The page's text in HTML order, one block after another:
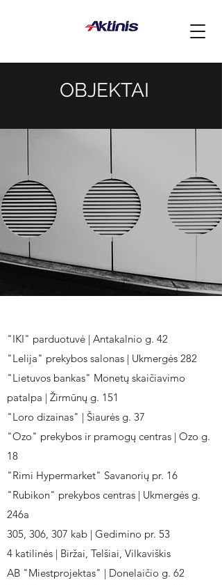
OBJEKTAI
"IKI" parduotuvė | Antakalnio g. 42
"Lelija" prekybos salonas | Ukmergės 282
"Lietuvos bankas" Monetų skaičiavimo
patalpa | Žirmūnų g. 151
"Loro dizainas" | Šiaurės g. 37
"Ozo" prekybos ir pramogų centras | Ozo g.
18
"Rimi Hypermarket" Savanorių pr. 16
"Rubikon" prekybos centras | Ukmergės g.
246a
305, 306, 307 kab | Gedimino pr. 53
4 katilinės | Biržai, Telšiai, Vilkaviškis
AB "Miestprojektas" | Donelaičio g. 62